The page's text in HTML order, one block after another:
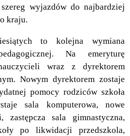
wyjazdów do najbardziej
kraju.
to kolejna wymiana
Na emeryturę
wraz z dyrektorem
Nowym dyrektorem zostaje
pomocy rodziców szkoła
sala komputerowa, nowe
zastępcza sala gimnastyczna,
po likwidacji przedszkola,